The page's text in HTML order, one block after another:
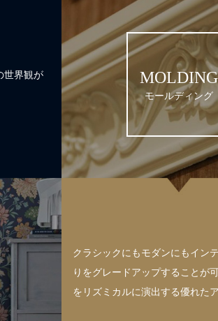
世界観が
MOLDING
モールディング
クラシックにもモダンにもイン
りをグレードアップすることが
をリズミカルに演出する優れた